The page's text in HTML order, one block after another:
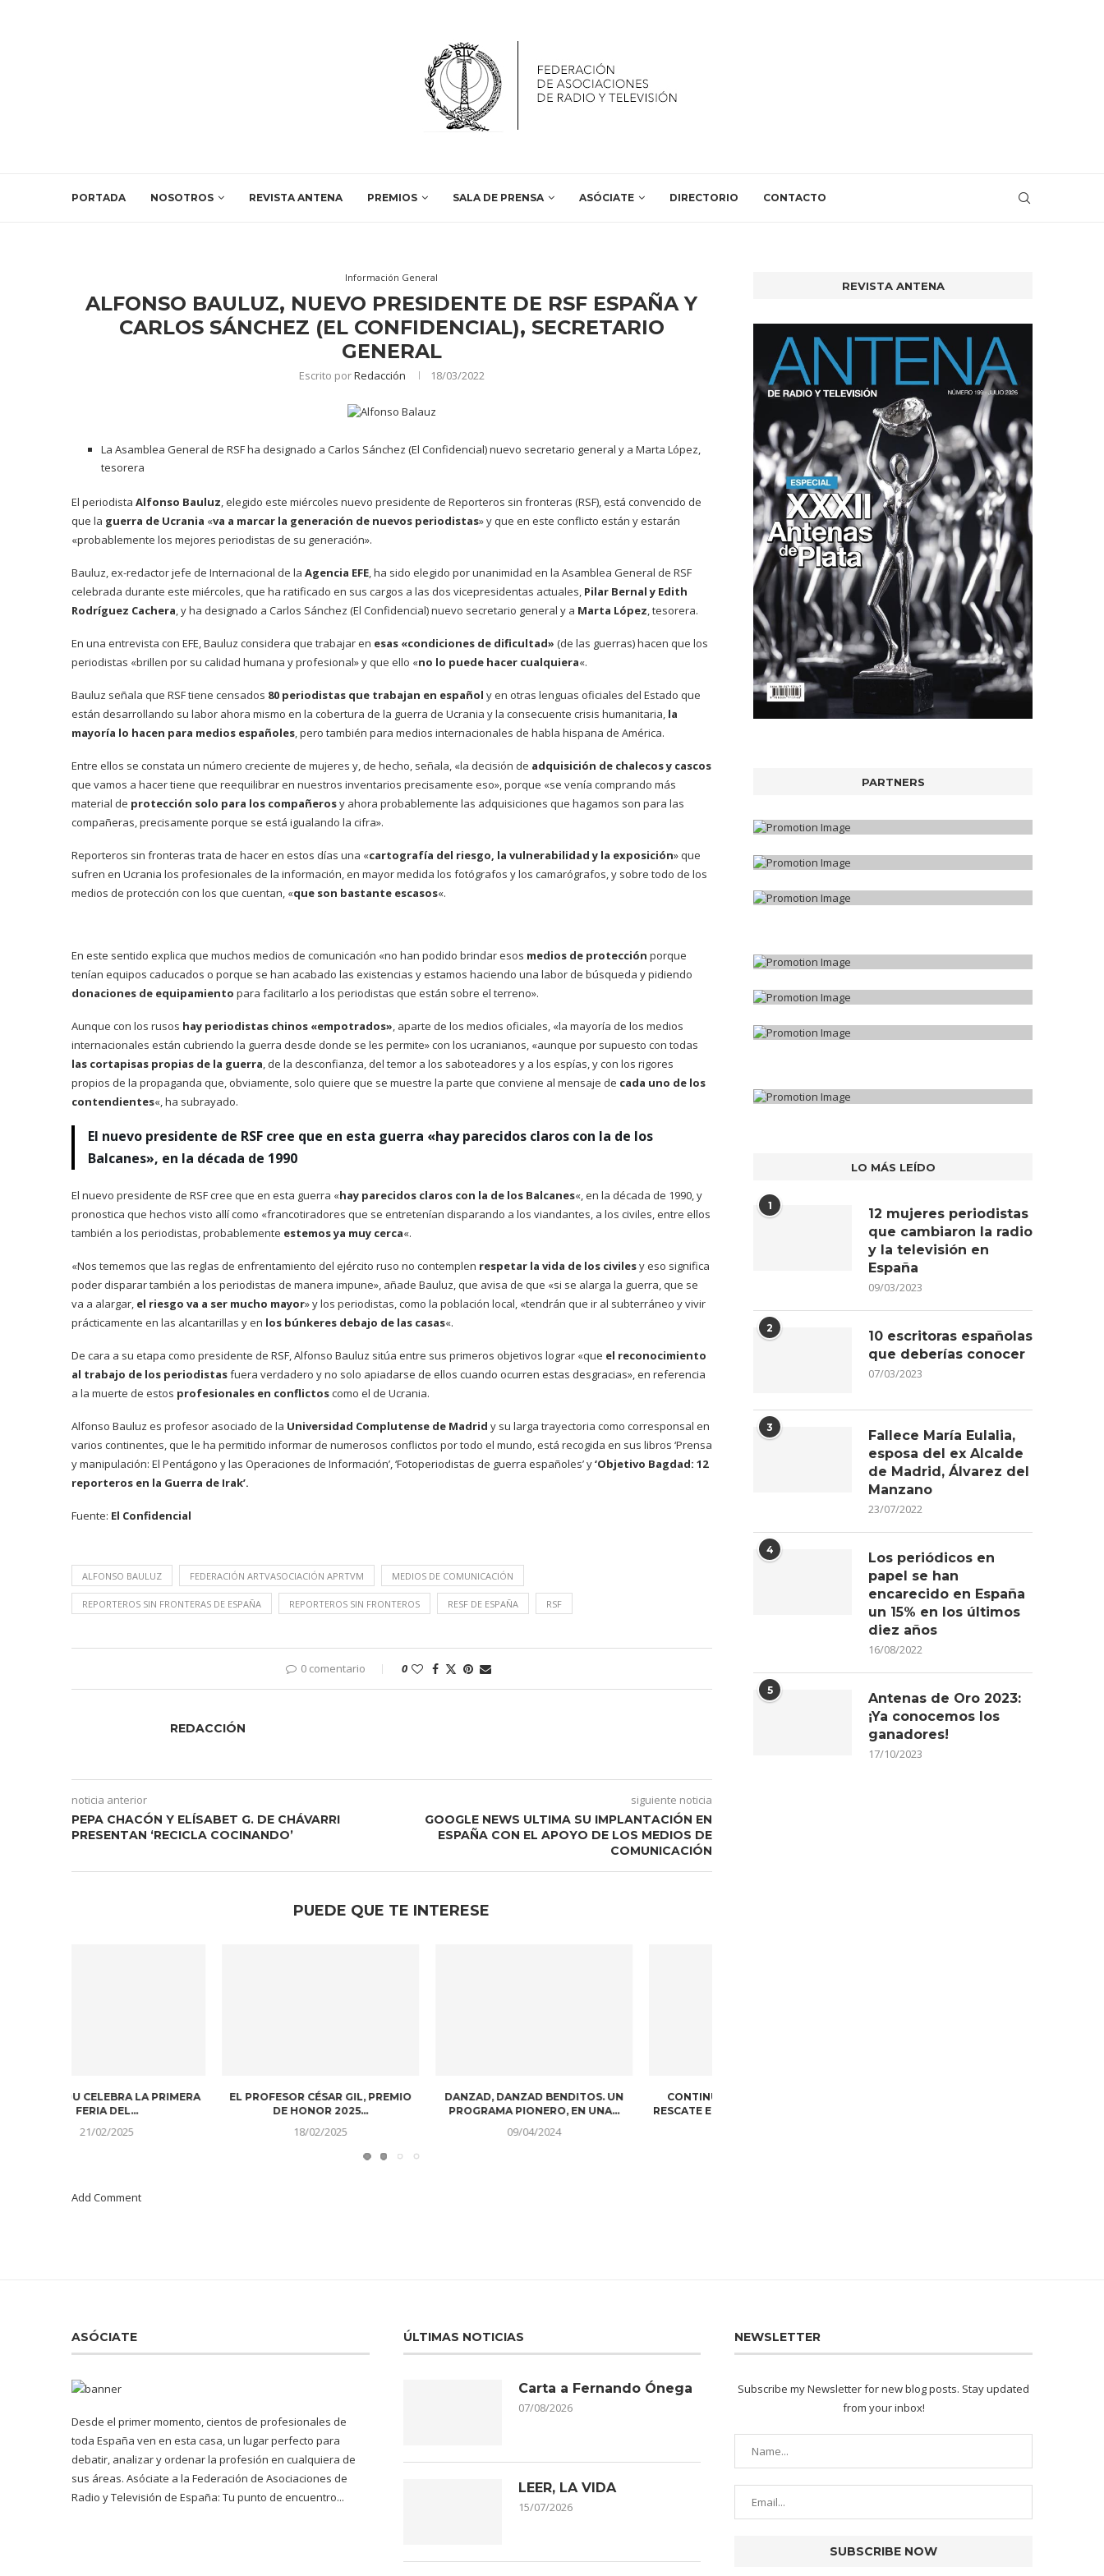
PORTADA NOSOTROS REVISTA ANTENA PREMIOS SALA DE PRENSA ASÓCIATE DIRECTORIO CONTACTO
Información General
ALFONSO BAULUZ, NUEVO PRESIDENTE DE RSF ESPAÑA Y
CARLOS SÁNCHEZ (EL CONFIDENCIAL), SECRETARIO
GENERAL
Escrito porRedacción 18/03/2022
La Asamblea General de RSF ha designado a Carlos Sánchez (El Confidencial) nuevo secretario general y a Marta López,
tesorera
El periodista Alfonso Bauluz, elegido este miércoles nuevo presidente de Reporteros sin fronteras (RSF), está convencido de
que la guerra de Ucrania «va a marcar la generación de nuevos periodistas» y que en este conflicto están y estarán
«probablemente los mejores periodistas de su generación».
Bauluz, ex-redactor jefe de Internacional de la Agencia EFE, ha sido elegido por unanimidad en la Asamblea General de RSF
celebrada durante este miércoles, que ha ratificado en sus cargos a las dos vicepresidentas actuales, Pilar Bernal y Edith
Rodríguez Cachera, y ha designado a Carlos Sánchez (El Confidencial) nuevo secretario general y a Marta López, tesorera.
En una entrevista con EFE, Bauluz considera que trabajar en esas «condiciones de dificultad» (de las guerras) hacen que los
periodistas «brillen por su calidad humana y profesional» y que ello «no lo puede hacer cualquiera«.
Bauluz señala que RSF tiene censados 80 periodistas que trabajan en español y en otras lenguas oficiales del Estado que
están desarrollando su labor ahora mismo en la cobertura de la guerra de Ucrania y la consecuente crisis humanitaria, la
mayoría lo hacen para medios españoles, pero también para medios internacionales de habla hispana de América.
Entre ellos se constata un número creciente de mujeres y, de hecho, señala, «la decisión de adquisición de chalecos y cascos
que vamos a hacer tiene que reequilibrar en nuestros inventarios precisamente eso», porque «se venía comprando más
material de protección solo para los compañerosy ahora probablemente las adquisiciones que hagamos son para las
compañeras, precisamente porque se está igualando la cifra».
Reporteros sin fronteras trata de hacer en estos días una «cartografía del riesgo, la vulnerabilidad y la exposición» que
sufren en Ucrania los profesionales de la información, en mayor medida los fotógrafos y los camarógrafos, y sobre todo de los
medios de protección con los que cuentan, «que son bastante escasos«.
En este sentido explica que muchos medios de comunicación «no han podido brindar esos medios de protección porque
tenían equipos caducados o porque se han acabado las existencias y estamos haciendo una labor de búsqueda y pidiendo
donaciones de equipamiento para facilitarlo a los periodistas que están sobre el terreno».
Aunque con los rusos hay periodistas chinos «empotrados», aparte de los medios oficiales, «la mayoría de los medios
internacionales están cubriendo la guerra desde donde se les permite» con los ucranianos, «aunque por supuesto con todas
las cortapisas propias de la guerra, de la desconfianza, del temor a los saboteadores y a los espías, y con los rigores
propios de la propaganda que, obviamente, solo quiere que se muestre la parte que conviene al mensaje de cada uno de los
contendientes«, ha subrayado.
El nuevo presidente de RSF cree que en esta guerra «hay parecidos claros con la de los
Balcanes», en la década de 1990
El nuevo presidente de RSF cree que en esta guerra «hay parecidos claros con la de los Balcanes«, en la década de 1990, y
pronostica que hechos visto allí como «francotiradores que se entretenían disparando a los viandantes, a los civiles, entre ellos
también a los periodistas, probablemente estemos ya muy cerca«.
«Nos tememos que las reglas de enfrentamiento del ejército ruso no contemplen respetar la vida de los civilesy eso significa
poder disparar también a los periodistas de manera impune», añade Bauluz, que avisa de que «si se alarga la guerra, que se
va a alargar, el riesgo va a ser mucho mayor» y los periodistas, como la población local, «tendrán que ir al subterráneo y vivir
prácticamente en las alcantarillas y en los búnkeres debajo de las casas«.
De cara a su etapa como presidente de RSF, Alfonso Bauluz sitúa entre sus primeros objetivos lograr «que el reconocimiento
al trabajo de los periodistasfuera verdadero y no solo apiadarse de ellos cuando ocurren estas desgracias», en referencia
a la muerte de estos profesionales en conflictoscomo el de Ucrania.
Alfonso Bauluz es profesor asociado de la Universidad Complutense de Madrid y su larga trayectoria como corresponsal en
varios continentes, que le ha permitido informar de numerosos conflictos por todo el mundo, está recogida en sus libros ‘Prensa
y manipulación: El Pentágono y las Operaciones de Información’, ‘Fotoperiodistas de guerra españoles’ y‘Objetivo Bagdad: 12
reporteros en la Guerra de Irak’.
Fuente: El Confidencial
ALFONSO BAULUZ FEDERACIÓN ARTVASOCIACIÓN APRTVM MEDIOS DE COMUNICACIÓN
REPORTEROS SIN FRONTERAS DE ESPAÑA REPORTEROS SIN FRONTEROS RESF DE ESPAÑA RSF
0 comentario 0
REDACCIÓN
noticia anterior
PEPA CHACÓN Y ELÍSABET G. DE CHÁVARRI
PRESENTAN ‘RECICLA COCINANDO’
siguiente noticia
GOOGLE NEWS ULTIMA SU IMPLANTACIÓN EN
ESPAÑA CON EL APOYO DE LOS MEDIOS DE
COMUNICACIÓN
PUEDE QUE TE INTERESE
CONTINÚAN LAS LABORES DE
RESCATE EN MARRUECOS DONDE...
PEDRO SÁNCHEZ DA POSITIVO EN
COVID Y NO...
¡VUELVE THE ROBOT MUSEUM A
MADRID!
Add Comment
REVISTA ANTENA
PARTNERS
LO MÁS LEÍDO
1
12 mujeres periodistas
que cambiaron la radio
y la televisión en
España
09/03/2023
2
10 escritoras españolas
que deberías conocer
07/03/2023
3
Fallece María Eulalia,
esposa del ex Alcalde
de Madrid, Álvarez del
Manzano
23/07/2022
4
Los periódicos en
papel se han
encarecido en España
un 15% en los últimos
diez años
16/08/2022
5
Antenas de Oro 2023:
¡Ya conocemos los
ganadores!
17/10/2023
ASÓCIATE
Desde el primer momento, cientos de profesionales de
toda España ven en esta casa, un lugar perfecto para
debatir, analizar y ordenar la profesión en cualquiera de
sus áreas. Asóciate a la Federación de Asociaciones de
Radio y Televisión de España: Tu punto de encuentro...
ÚLTIMAS NOTICIAS
Carta a Fernando Ónega
07/08/2026
LEER, LA VIDA
15/07/2026
NEWSLETTER
Subscribe my Newsletter for new blog posts. Stay updated
from your inbox!